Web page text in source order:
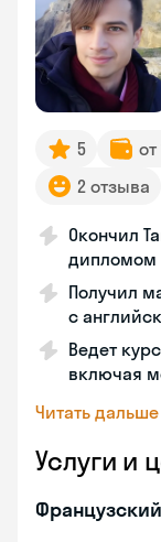
5
2 отзыва
Окончил
дипломом
Получил
с
Ведет
включая
Читать дальше
Услуги и